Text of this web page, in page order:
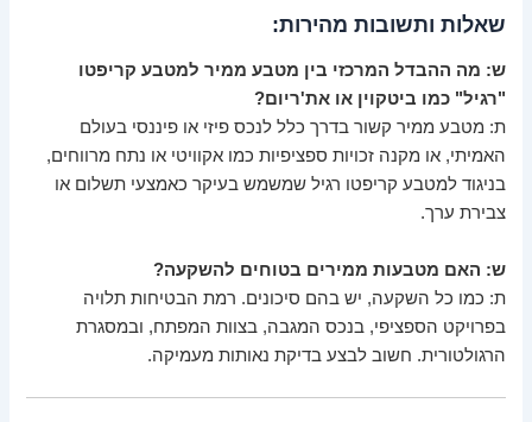
שאלות ותשובות מהירות:
ש: מה ההבדל המרכזי בין מטבע ממיר למטבע קריפטו
"רגיל" כמו ביטקוין או את'ריום?
ת: מטבע ממיר קשור בדרך כלל לנכס פיזי או פיננסי בעולם
האמיתי, או מקנה זכויות ספציפיות כמו אקוויטי או נתח מרווחים,
בניגוד למטבע קריפטו רגיל שמשמש בעיקר כאמצעי תשלום או
צבירת ערך.
ש: האם מטבעות ממירים בטוחים להשקעה?
ת: כמו כל השקעה, יש בהם סיכונים. רמת הבטיחות תלויה
בפרויקט הספציפי, בנכס המגבה, בצוות המפתח, ובמסגרת
הרגולטורית. חשוב לבצע בדיקת נאותות מעמיקה.